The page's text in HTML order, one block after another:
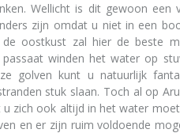
Wellicht is dit gewoon een
zijn omdat u niet in een
oostkust zal hier de beste
winden het water op
golven kunt u natuurlijk
stuk slaan. Toch al op
u zich ook altijd in het water
en er zijn ruim voldoende